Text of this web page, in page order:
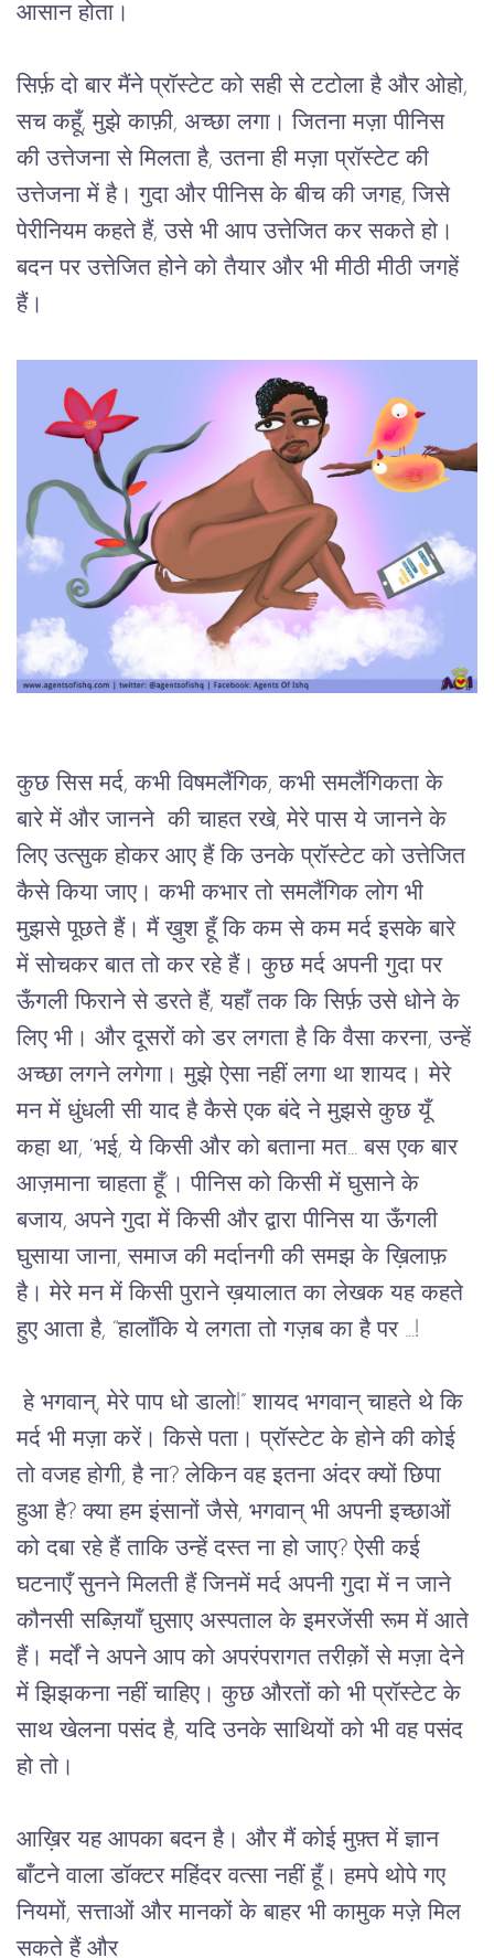
आसान होता।
सिर्फ़ दो बार मैंने प्रॉस्टेट को सही से टटोला है और ओहो,
सच कहूँ, मुझे काफ़ी, अच्छा लगा। जितना मज़ा पीनिस
की उत्तेजना से मिलता है, उतना ही मज़ा प्रॉस्टेट की
उत्तेजना में है। गुदा और पीनिस के बीच की जगह, जिसे
पेरीनियम कहते हैं, उसे भी आप उत्तेजित कर सकते हो।
बदन पर उत्तेजित होने को तैयार और भी मीठी मीठी जगहें
हैं।
कुछ सिस मर्द, कभी विषमलैंगिक, कभी समलैंगिकता के
बारे में और जानने  की चाहत रखे, मेरे पास ये जानने के
लिए उत्सुक होकर आए हैं कि उनके प्रॉस्टेट को उत्तेजित
कैसे किया जाए। कभी कभार तो समलैंगिक लोग भी
मुझसे पूछते हैं। मैं ख़ुश हूँ कि कम से कम मर्द इसके बारे
में सोचकर बात तो कर रहे हैं। कुछ मर्द अपनी गुदा पर
ऊँगली फिराने से डरते हैं, यहाँ तक कि सिर्फ़ उसे धोने के
लिए भी। और दूसरों को डर लगता है कि वैसा करना, उन्हें
अच्छा लगने लगेगा। मुझे ऐसा नहीं लगा था शायद। मेरे
मन में धुंधली सी याद है कैसे एक बंदे ने मुझसे कुछ यूँ
कहा था, ‘भई, ये किसी और को बताना मत... बस एक बार
आज़माना चाहता हूँ’। पीनिस को किसी में घुसाने के
बजाय, अपने गुदा में किसी और द्वारा पीनिस या ऊँगली
घुसाया जाना, समाज की मर्दानगी की समझ के ख़िलाफ़
है। मेरे मन में किसी पुराने ख़यालात का लेखक यह कहते
हुए आता है, “हालाँकि ये लगता तो गज़ब का है पर ...!
हे भगवान्, मेरे पाप धो डालो!” शायद भगवान् चाहते थे कि
मर्द भी मज़ा करें। किसे पता। प्रॉस्टेट के होने की कोई
तो वजह होगी, है ना? लेकिन वह इतना अंदर क्यों छिपा
हुआ है? क्या हम इंसानों जैसे, भगवान् भी अपनी इच्छाओं
को दबा रहे हैं ताकि उन्हें दस्त ना हो जाए? ऐसी कई
घटनाएँ सुनने मिलती हैं जिनमें मर्द अपनी गुदा में न जाने
कौनसी सब्ज़ियाँ घुसाए अस्पताल के इमरजेंसी रूम में आते
हैं। मर्दों ने अपने आप को अपरंपरागत तरीक़ों से मज़ा देने
में झिझकना नहीं चाहिए। कुछ औरतों को भी प्रॉस्टेट के
साथ खेलना पसंद है, यदि उनके साथियों को भी वह पसंद
हो तो।
आख़िर यह आपका बदन है। और मैं कोई मुफ़्त में ज्ञान
बाँटने वाला डॉक्टर महिंदर वत्सा नहीं हूँ। हमपे थोपे गए
नियमों, सत्ताओं और मानकों के बाहर भी कामुक मज़े मिल
सकते हैं और